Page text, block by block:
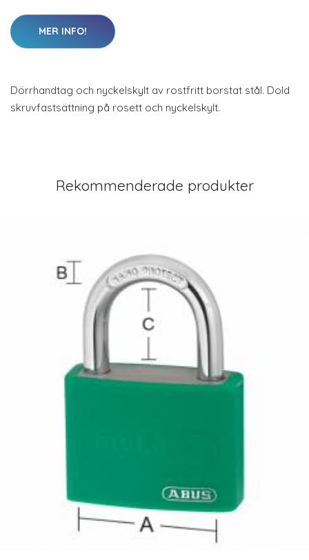
MER INFO!
Dörrhandtag och nyckelskylt av rostfritt borstat stål. Dold
skruvfastsättning på rosett och nyckelskylt.
Rekommenderade produkter